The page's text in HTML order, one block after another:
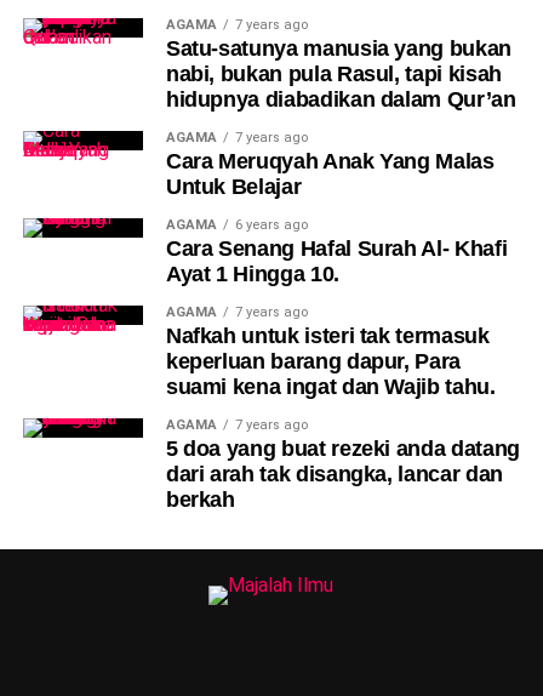
AGAMA 7 years ago
Satu-satunya manusia yang bukan
nabi, bukan pula Rasul, tapi kisah
hidupnya diabadikan dalam Qur’an
AGAMA 7 years ago
Cara Meruqyah Anak Yang Malas
Untuk Belajar
AGAMA 6 years ago
Cara Senang Hafal Surah Al- Khafi
Ayat 1 Hingga 10.
AGAMA 7 years ago
Nafkah untuk isteri tak termasuk
keperluan barang dapur, Para
suami kena ingat dan Wajib tahu.
AGAMA 7 years ago
5 doa yang buat rezeki anda datang
dari arah tak disangka, lancar dan
berkah